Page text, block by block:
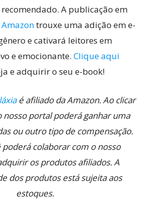
A publicação em
Amazontrouxe uma adição em e-
e cativará leitores em
e emocionante. Clique aqui
e adquirir o seu e-book!
é afiliado da Amazon. Ao clicar
nosso portal poderá ganhar uma
ou outro tipo de compensação.
poderá colaborar com o nosso
os produtos afiliados. A
dos produtos está sujeita aos
estoques.